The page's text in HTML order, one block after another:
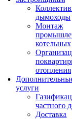
дымоходы
Монтаж
котельных
отопления
услуги
частного
Доставка